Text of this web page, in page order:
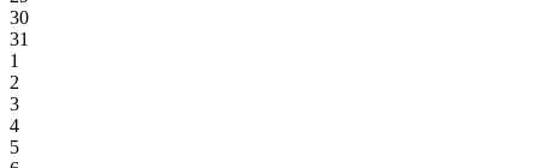
30
31
1
2
3
4
5